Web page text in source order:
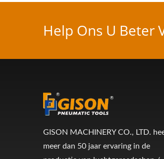
Help Ons U Beter
GISON MACHINERY CO., LTD.
meer dan 50 jaar ervaring in de